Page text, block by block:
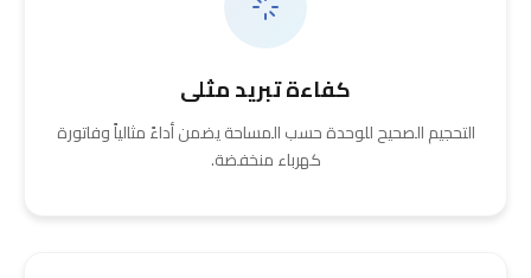
كفاءة تبريد مثلى
التحجيم الصحيح للوحدة حسب المساحة يضمن أداءً مثالياً وفاتورة
كهرباء منخفضة.